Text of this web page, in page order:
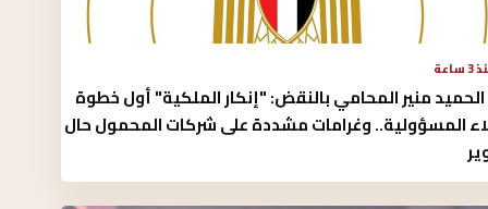
ساعة
الحميد منير المحامي بالنقض: "إنكار الملكية" أول خطوة
المسؤولية.. وغرامات مشددة على شركات المحمول حال